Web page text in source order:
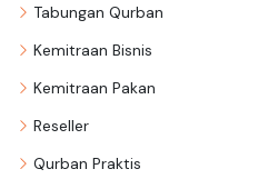
Tabungan Qurban
Kemitraan Bisnis
Kemitraan Pakan
Reseller
Qurban Praktis